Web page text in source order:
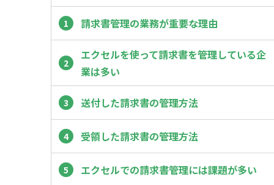
請求書管理の業務が重要な理由
エクセルを使って請求書を管理している企
業は多い
送付した請求書の管理方法
受領した請求書の管理方法
エクセルでの請求書管理には課題が多い